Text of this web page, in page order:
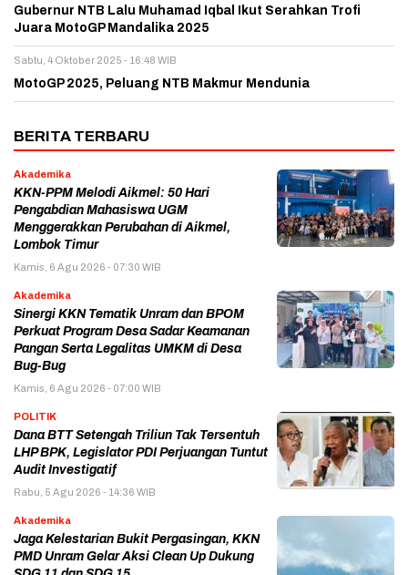
Gubernur NTB Lalu Muhamad Iqbal Ikut Serahkan Trofi
Juara MotoGP Mandalika 2025
Sabtu, 4 Oktober 2025 - 16:48 WIB
MotoGP 2025, Peluang NTB Makmur Mendunia
BERITA TERBARU
Akademika
KKN-PPM Melodi Aikmel: 50 Hari
Pengabdian Mahasiswa UGM
Menggerakkan Perubahan di Aikmel,
Lombok Timur
Kamis, 6 Agu 2026 - 07:30 WIB
Akademika
Sinergi KKN Tematik Unram dan BPOM
Perkuat Program Desa Sadar Keamanan
Pangan Serta Legalitas UMKM di Desa
Bug-Bug
Kamis, 6 Agu 2026 - 07:00 WIB
POLITIK
Dana BTT Setengah Triliun Tak Tersentuh
LHP BPK, Legislator PDI Perjuangan Tuntut
Audit Investigatif
Rabu, 5 Agu 2026 - 14:36 WIB
Akademika
Jaga Kelestarian Bukit Pergasingan, KKN
PMD Unram Gelar Aksi Clean Up Dukung